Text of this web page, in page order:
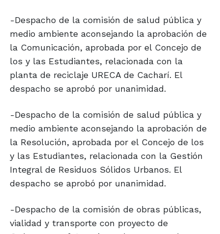
-Despacho de la comisión de salud pública y
medio ambiente aconsejando la aprobación de
la Comunicación, aprobada por el Concejo de
los y las Estudiantes, relacionada con la
planta de reciclaje URECA de Cacharí. El
despacho se aprobó por unanimidad.
-Despacho de la comisión de salud pública y
medio ambiente aconsejando la aprobación de
la Resolución, aprobada por el Concejo de los
y las Estudiantes, relacionada con la Gestión
Integral de Residuos Sólidos Urbanos. El
despacho se aprobó por unanimidad.
-Despacho de la comisión de obras públicas,
vialidad y transporte con proyecto de